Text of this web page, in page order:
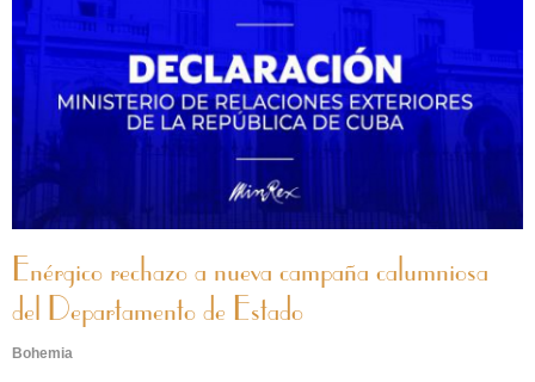
Enérgico rechazo a nueva campaña calumniosa
del Departamento de Estado
Bohemia